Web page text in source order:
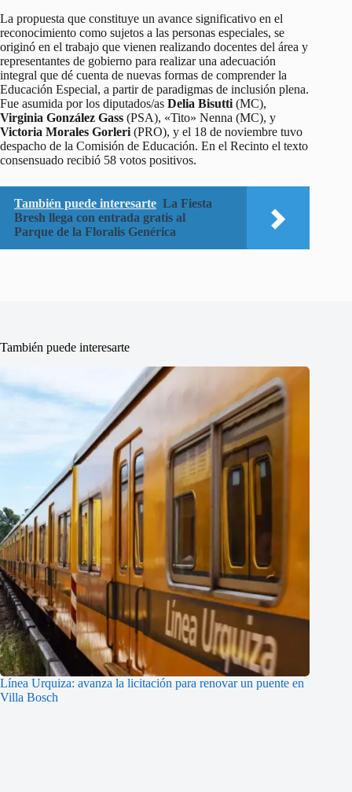
La propuesta que constituye un avance significativo en el
reconocimiento como sujetos a las personas especiales, se
originó en el trabajo que vienen realizando docentes del área y
representantes de gobierno para realizar una adecuación
integral que dé cuenta de nuevas formas de comprender la
Educación Especial, a partir de paradigmas de inclusión plena.
Fue asumida por los diputados/as Delia Bisutti (MC),
Virginia González Gass (PSA), «Tito» Nenna (MC), y
Victoria Morales Gorleri (PRO), y el 18 de noviembre tuvo
despacho de la Comisión de Educación. En el Recinto el texto
consensuado recibió 58 votos positivos.
También puede interesarte La Fiesta
Bresh llega con entrada gratis al
Parque de la Floralis Genérica
También puede interesarte
Línea Urquiza: avanza la licitación para renovar un puente en
Villa Bosch